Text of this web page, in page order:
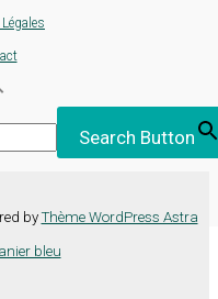
Search Button
by Thème WordPress Astra
bleu